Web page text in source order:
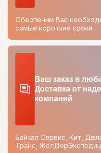
Обеспечим Вас
самые короткие сроки
Ваш заказ в
Доставка от
компаний
Байкал Сервис, Кит,
Транс,